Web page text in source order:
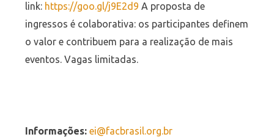
link: https://goo.gl/j9E2d9 A proposta de
ingressos é colaborativa: os participantes definem
o valor e contribuem para a realização de mais
eventos. Vagas limitadas.
Informações: ei@facbrasil.org.br